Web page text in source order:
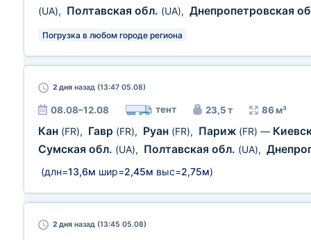
(UA), Полтавская обл. (UA), Днепропетровская
Погрузка в любом городе региона
2 дня назад (13:47 05.08)
08.08–12.08 тент 23,5 т 86 м³
Кан (FR), Гавр (FR), Руан (FR), Париж (FR) —
Сумская обл. (UA), Полтавская обл. (UA),
(длн=13,6м шир=2,45м выс=2,75м)
2 дня назад (13:45 05.08)